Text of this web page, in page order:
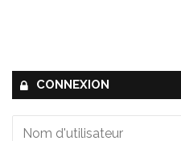
CONNEXION